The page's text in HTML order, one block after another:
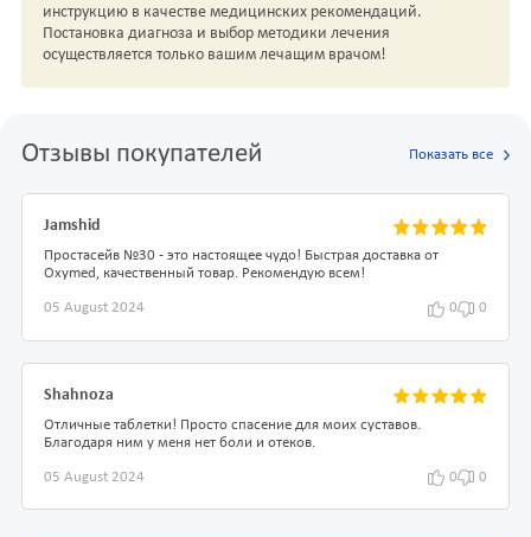
инструкцию в качестве медицинских рекомендаций.
Постановка диагноза и выбор методики лечения
осуществляется только вашим лечащим врачом!
Отзывы покупателей Показать все
Jamshid
Простасейв №30 - это настоящее чудо! Быстрая доставка от
Oxymed, качественный товар. Рекомендую всем!
05 August 2024 0 0
Shahnoza
Отличные таблетки! Просто спасение для моих суставов.
Благодаря ним у меня нет боли и отеков.
05 August 2024 0 0